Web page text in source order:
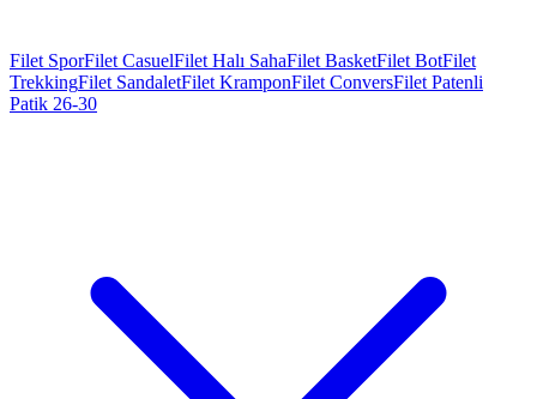
Filet SporFilet CasuelFilet Halı SahaFilet BasketFilet BotFilet
TrekkingFilet SandaletFilet KramponFilet ConversFilet Patenli
Patik 26-30